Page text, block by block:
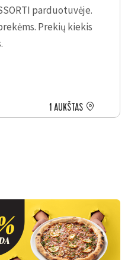
parduotuvėje.
Prekių kiekis
1 AUKŠTAS